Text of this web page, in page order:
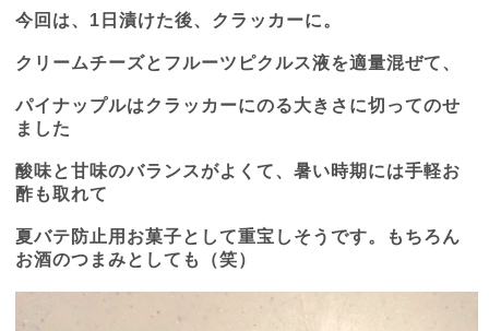
今回は、 1 日漬けた後、クラッカーに。
クリームチーズとフルーツピクルス液を適量混ぜて、
パイナップルはクラッカーにのる大きさに切ってのせ
ました
酸味と甘味のバランスがよくて、暑い時期には手軽お
酢も取れて
夏バテ防止用お菓子として重宝しそうです。もちろん
お酒のつまみとしても（笑）